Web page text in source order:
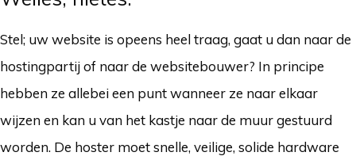
Stel; uw website is opeens heel traag, gaat u dan naar de
hostingpartij of naar de websitebouwer? In principe
hebben ze allebei een punt wanneer ze naar elkaar
wijzen en kan u van het kastje naar de muur gestuurd
worden. De hoster moet snelle, veilige, solide hardware